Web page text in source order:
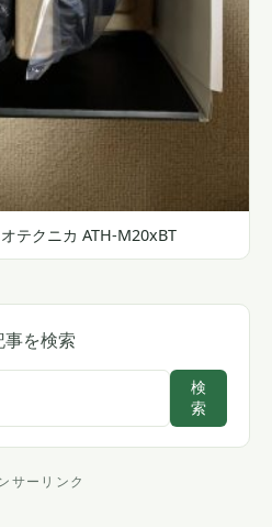
テクニカ ATH-M20xBT
を検索
検
索
サーリンク